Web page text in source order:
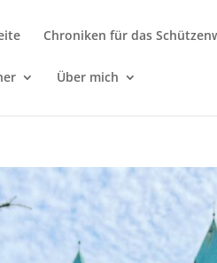
Chroniken für das
Über mich